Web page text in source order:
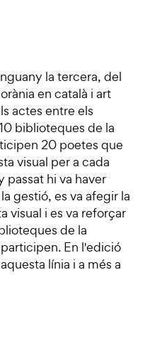
la tercera, del
en català i art
actes entre els
biblioteques de la
20 poetes que
visual per a cada
passat hi va haver
gestió, es va afegir la
visual i es va reforçar
de la
En l'edició
línia i a més a